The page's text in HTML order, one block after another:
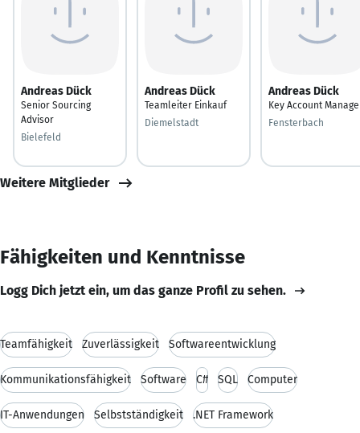
Andreas Dück
Senior Sourcing
Advisor
Bielefeld
Andreas Dück
Teamleiter Einkauf
Diemelstadt
Andreas Dück
Key Account
Fensterbach
Weitere Mitglieder
Fähigkeiten und Kenntnisse
Logg Dich jetzt ein, um das ganze Profil zu sehen.
Teamfähigkeit Zuverlässigkeit Softwareentwicklung
Kommunikationsfähigkeit Software C# SQL Computer
IT-Anwendungen Selbstständigkeit .NET Framework